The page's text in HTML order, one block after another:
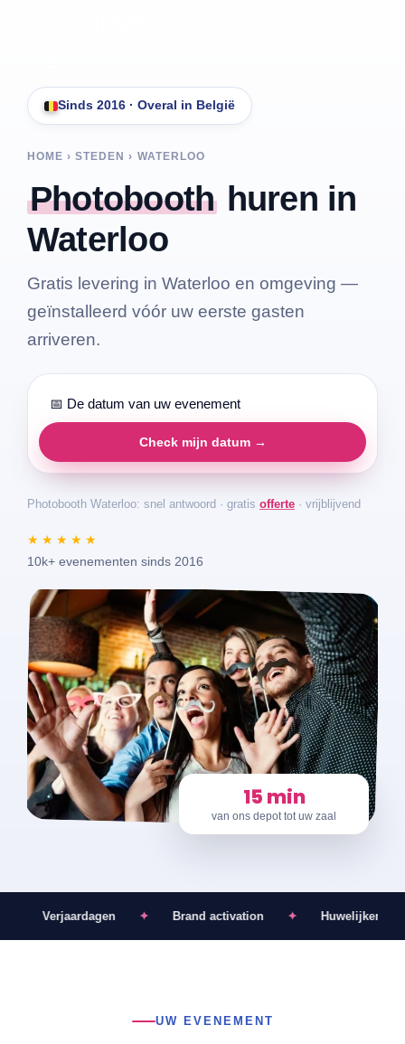
Navigation
Sinds 2016 · Overal in België
HOME › STEDEN › WATERLOO
Photobooth huren in
Waterloo
Gratis levering in Waterloo en omgeving —
geïnstalleerd vóór uw eerste gasten
arriveren.
Check mijn datum →
Photobooth Waterloo: snel antwoord · gratis offerte· vrijblijvend
★★★★★
10k+ evenementen sinds 2016
15 min
van ons depot tot uw zaal
Verjaardagen ✦ Brand activation ✦ Huwelijken
UW EVENEMENT